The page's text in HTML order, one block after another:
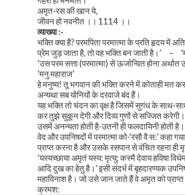
अमृत-रस की खान ये,
जीवन हो नवनीत ।। 1114 ।।
व्याख्या :-
भक्ति क्या है? परमपिता परमात्मा के प्रति हृदय में
प्रेम जुड़ जाता है, तो वह भक्ति बन जाती है।’
–
‘उस परम सत्ता (परमात्मा) से ऊर्जान्वित होना
‘मनु महाराज’
हे मनुष्य! तू भगवान की भक्ति करने में कोताही मत
अन्यथा सब योनियों के दरवाजे बंद हैं।
यह भक्ति तो चंदन का वृक्ष है जिसमें सुगंध के साथ-
कर तुझे सुकून देगी और दिव्य गुणों से सज्जित करेगी।
उसमें अनन्यता होती है-उतनी ही फलदायिनी होती
वेद और उपनिषदों में परमात्मा को-‘रसौ वै स:’ कहा
प्राप्त करना है और उसके रसपान से वंचित रहना ही
‘यस्यच्छाया अमृतं यस्य: मृत्यु: कस्मै देवाय हविषा
आदि दुख का हेतु है।’ इसी संदर्भ में बृहदारण्यक
महाविनाश है। जो उसे जान जाते हैं वे अमृत को प्राप्त
क्रमश: